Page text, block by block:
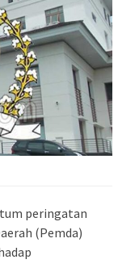
peringatan
(Pemda)